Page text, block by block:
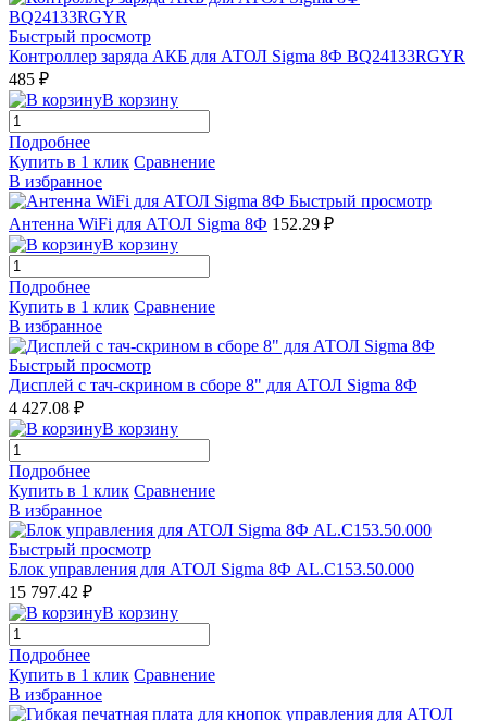
Быстрый просмотр
Контроллер заряда АКБ для АТОЛ Sigma 8Ф BQ24133RGYR
485 ₽
В корзину
Подробнее
Купить в 1 клик Сравнение
В избранное
Быстрый просмотр
Антенна WiFi для АТОЛ Sigma 8Ф 152.29 ₽
В корзину
Подробнее
Купить в 1 клик Сравнение
В избранное
Быстрый просмотр
Дисплей с тач-скрином в сборе 8" для АТОЛ Sigma 8Ф
4 427.08 ₽
В корзину
Подробнее
Купить в 1 клик Сравнение
В избранное
Быстрый просмотр
Блок управления для АТОЛ Sigma 8Ф AL.C153.50.000
15 797.42 ₽
В корзину
Подробнее
Купить в 1 клик Сравнение
В избранное